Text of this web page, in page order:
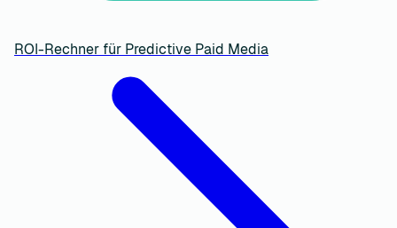
ROI-Rechner für Predictive Paid Media